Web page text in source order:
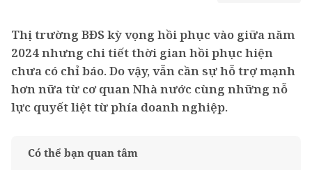
Thị trường BĐS kỳ vọng hồi phục vào giữa năm
2024 nhưng chi tiết thời gian hồi phục hiện
chưa có chỉ báo. Do vậy, vẫn cần sự hỗ trợ mạnh
hơn nữa từ cơ quan Nhà nước cùng những nỗ
lực quyết liệt từ phía doanh nghiệp.
Có thể bạn quan tâm